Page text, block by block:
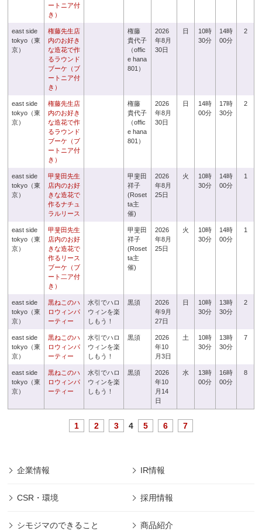
ートニア付
き）
east side
tokyo（東
京）
権藤先生店
内のお好き
な造花で作
るラウンド
ブーケ（ブ
ートニア付
き）
権藤
貴代子
（offic
e hana
801）
2026
年8月
30日
日
10時
30分
14時
00分
2
east side
tokyo（東
京）
権藤先生店
内のお好き
な造花で作
るラウンド
ブーケ（ブ
ートニア付
き）
権藤
貴代子
（offic
e hana
801）
2026
年8月
30日
日
14時
00分
17時
30分
2
east side
tokyo（東
京）
甲斐田先生
店内のお好
きな造花で
作るナチュ
ラルリース
甲斐田
祥子
(Roset
ta主
催)
2026
年8月
25日
火
10時
30分
14時
00分
1
east side
tokyo（東
京）
甲斐田先生
店内のお好
きな造花で
作るリース
ブーケ（ブ
ート二ア付
き）
甲斐田
祥子
(Roset
ta主
催)
2026
年8月
25日
火
10時
30分
14時
00分
1
east side
tokyo（東
京）
黒ねこのハ
ロウィンパ
ーティー
水引でハロ
ウィンを楽
しもう！
黒須
2026
年9月
27日
日
10時
30分
13時
30分
2
east side
tokyo（東
京）
黒ねこのハ
ロウィンパ
ーティー
水引でハロ
ウィンを楽
しもう！
黒須
2026
年10
月3日
土
10時
30分
13時
30分
7
east side
tokyo（東
京）
黒ねこのハ
ロウィンパ
ーティー
水引でハロ
ウィンを楽
しもう！
黒須
2026
年10
月14
日
水
13時
00分
16時
00分
8
1 2 3 4 5 6 7
企業情報 IR情報
CSR・環境 採用情報
シモジマのできること 商品紹介